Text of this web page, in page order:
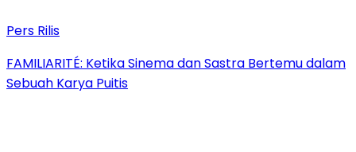
Pers Rilis
FAMILIARITÉ: Ketika Sinema dan Sastra Bertemu dalam
Sebuah Karya Puitis